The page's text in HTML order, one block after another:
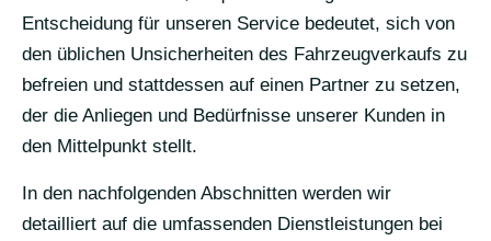
Entscheidung für unseren Service bedeutet, sich von
den üblichen Unsicherheiten des Fahrzeugverkaufs zu
befreien und stattdessen auf einen Partner zu setzen,
der die Anliegen und Bedürfnisse unserer Kunden in
den Mittelpunkt stellt.
In den nachfolgenden Abschnitten werden wir
detailliert auf die umfassenden Dienstleistungen bei